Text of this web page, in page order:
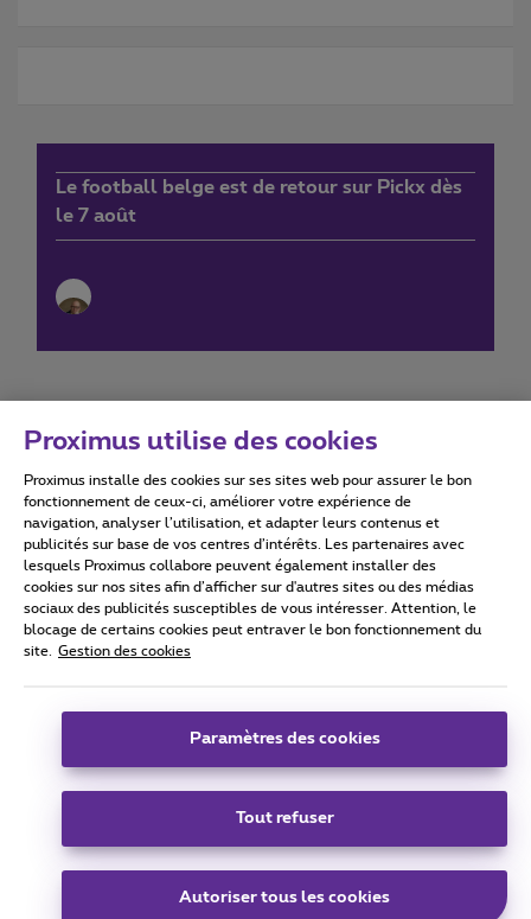
Le football belge est de retour sur Pickx dès
le 7 août
Conditions d'utilisation Accessibility statement
Tous droits réservés. © 2026 Proximus
Conditions générales, info consommateur
Coordonnées de l’entreprise
Boulevard du Roi Albert II 27 - B-1030 Bruxelles.
Carrier & Wholesale Solutions
|Telindus
Proximus utilise des cookies
Proximus installe des cookies sur ses sites web pour assurer le bon
fonctionnement de ceux-ci, améliorer votre expérience de
navigation, analyser l’utilisation, et adapter leurs contenus et
publicités sur base de vos centres d’intérêts. Les partenaires avec
lesquels Proximus collabore peuvent également installer des
cookies sur nos sites afin d’afficher sur d'autres sites ou des médias
sociaux des publicités susceptibles de vous intéresser. Attention, le
blocage de certains cookies peut entraver le bon fonctionnement du
site.
Gestion des cookies
Paramètres des cookies
Tout refuser
Autoriser tous les cookies